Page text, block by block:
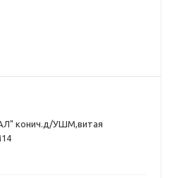
конич.д/УШМ,витая